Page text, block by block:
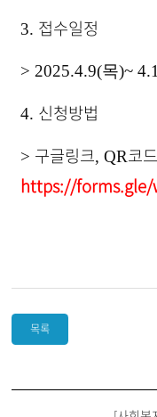
3. 접수일정
> 2025.4.9(목)~
4. 신청방법
> 구글링크, QR코드
https://forms.gle/
목록